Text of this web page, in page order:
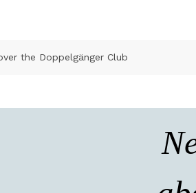
the Doppelgänger Club